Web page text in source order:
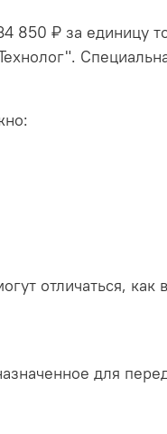
850 ₽ за единицу
отличаться,
для